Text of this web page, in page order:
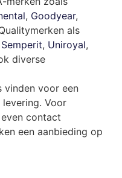
, Goodyear,
als
Semperit, Uniroyal,
diverse
vinden voor een
Voor
contact
een aanbieding op